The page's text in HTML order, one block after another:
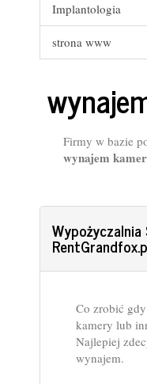
Implantologia
strona www
Firmy w bazie
wynajem kamer
Co zrobić
kamery lub
Najlepiej
wynajem.